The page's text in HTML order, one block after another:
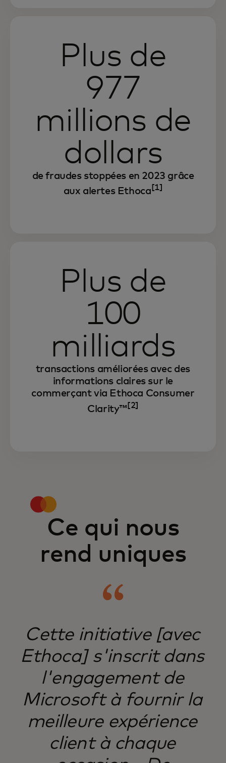
Plus de
977
millions de
dollars
de fraudes stoppées en 2023 grâce
aux alertes Ethoca [1]
Plus de
100
milliards
transactions améliorées avec des
informations claires sur le
commerçant via Ethoca Consumer
Clarity™ [2]
Ce qui nous
rend uniques
​Cette initiative [avec
Ethoca] s'inscrit dans
l'engagement de
Microsoft à fournir la
meilleure expérience
client à chaque